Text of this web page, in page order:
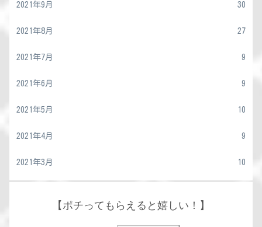
2021年9月 30
2021年8月 27
2021年7月 9
2021年6月 9
2021年5月 10
2021年4月 9
2021年3月 10
【ポチってもらえると嬉しい！】